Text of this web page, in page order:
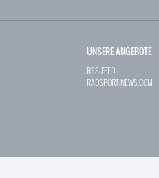
UNSERE ANGEBOTE
RSS-FEED
RADSPORT-NEWS.COM